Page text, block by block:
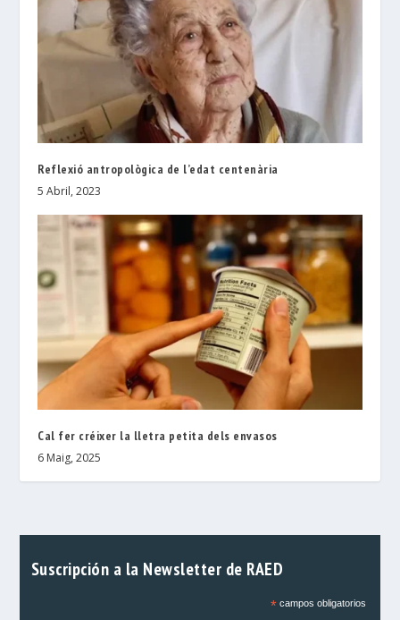
Reflexió antropològica de l’edat centenària
5 Abril, 2023
Cal fer créixer la lletra petita dels envasos
6 Maig, 2025
Suscripción a la Newsletter de RAED
*campos obligatorios